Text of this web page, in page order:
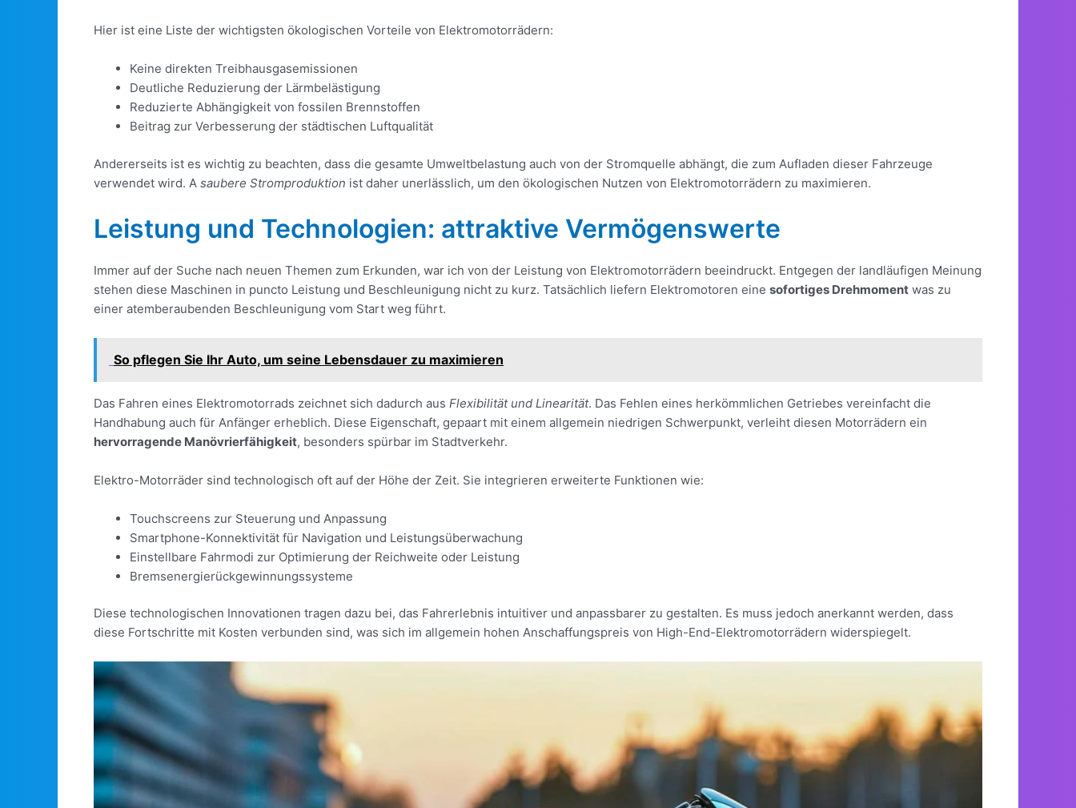
Hier ist eine Liste der wichtigsten ökologischen Vorteile von Elektromotorrädern:
Keine direkten Treibhausgasemissionen
Deutliche Reduzierung der Lärmbelästigung
Reduzierte Abhängigkeit von fossilen Brennstoffen
Beitrag zur Verbesserung der städtischen Luftqualität
Andererseits ist es wichtig zu beachten, dass die gesamte Umweltbelastung auch von der Stromquelle abhängt, die zum Aufladen dieser Fahrzeuge
verwendet wird. A saubere Stromproduktion ist daher unerlässlich, um den ökologischen Nutzen von Elektromotorrädern zu maximieren.
Leistung und Technologien: attraktive Vermögenswerte
Immer auf der Suche nach neuen Themen zum Erkunden, war ich von der Leistung von Elektromotorrädern beeindruckt. Entgegen der landläufigen Meinung
stehen diese Maschinen in puncto Leistung und Beschleunigung nicht zu kurz. Tatsächlich liefern Elektromotoren eine sofortiges Drehmoment was zu
einer atemberaubenden Beschleunigung vom Start weg führt.
So pflegen Sie Ihr Auto, um seine Lebensdauer zu maximieren
Das Fahren eines Elektromotorrads zeichnet sich dadurch aus Flexibilität und Linearität. Das Fehlen eines herkömmlichen Getriebes vereinfacht die
Handhabung auch für Anfänger erheblich. Diese Eigenschaft, gepaart mit einem allgemein niedrigen Schwerpunkt, verleiht diesen Motorrädern ein
hervorragende Manövrierfähigkeit, besonders spürbar im Stadtverkehr.
Elektro-Motorräder sind technologisch oft auf der Höhe der Zeit. Sie integrieren erweiterte Funktionen wie:
Touchscreens zur Steuerung und Anpassung
Smartphone-Konnektivität für Navigation und Leistungsüberwachung
Einstellbare Fahrmodi zur Optimierung der Reichweite oder Leistung
Bremsenergierückgewinnungssysteme
Diese technologischen Innovationen tragen dazu bei, das Fahrerlebnis intuitiver und anpassbarer zu gestalten. Es muss jedoch anerkannt werden, dass
diese Fortschritte mit Kosten verbunden sind, was sich im allgemein hohen Anschaffungspreis von High-End-Elektromotorrädern widerspiegelt.